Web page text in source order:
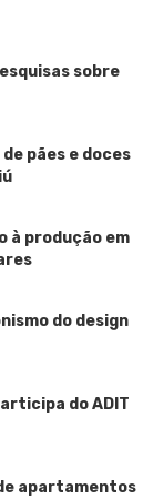
sobre
pães e doces
à produção em
do design
do ADIT
apartamentos